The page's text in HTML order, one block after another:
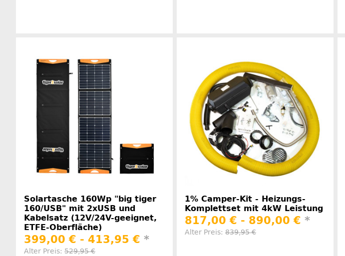
Solartasche 160Wp "big tiger
160/USB" mit 2xUSB und
Kabelsatz (12V/24V-geeignet,
ETFE-Oberfläche)
399,00 € - 413,95 € *
Alter Preis: 529,95 €
1% Camper-Kit - Heizungs-
Komplettset mit 4kW Leistung
817,00 € - 890,00 € *
Alter Preis: 839,95 €